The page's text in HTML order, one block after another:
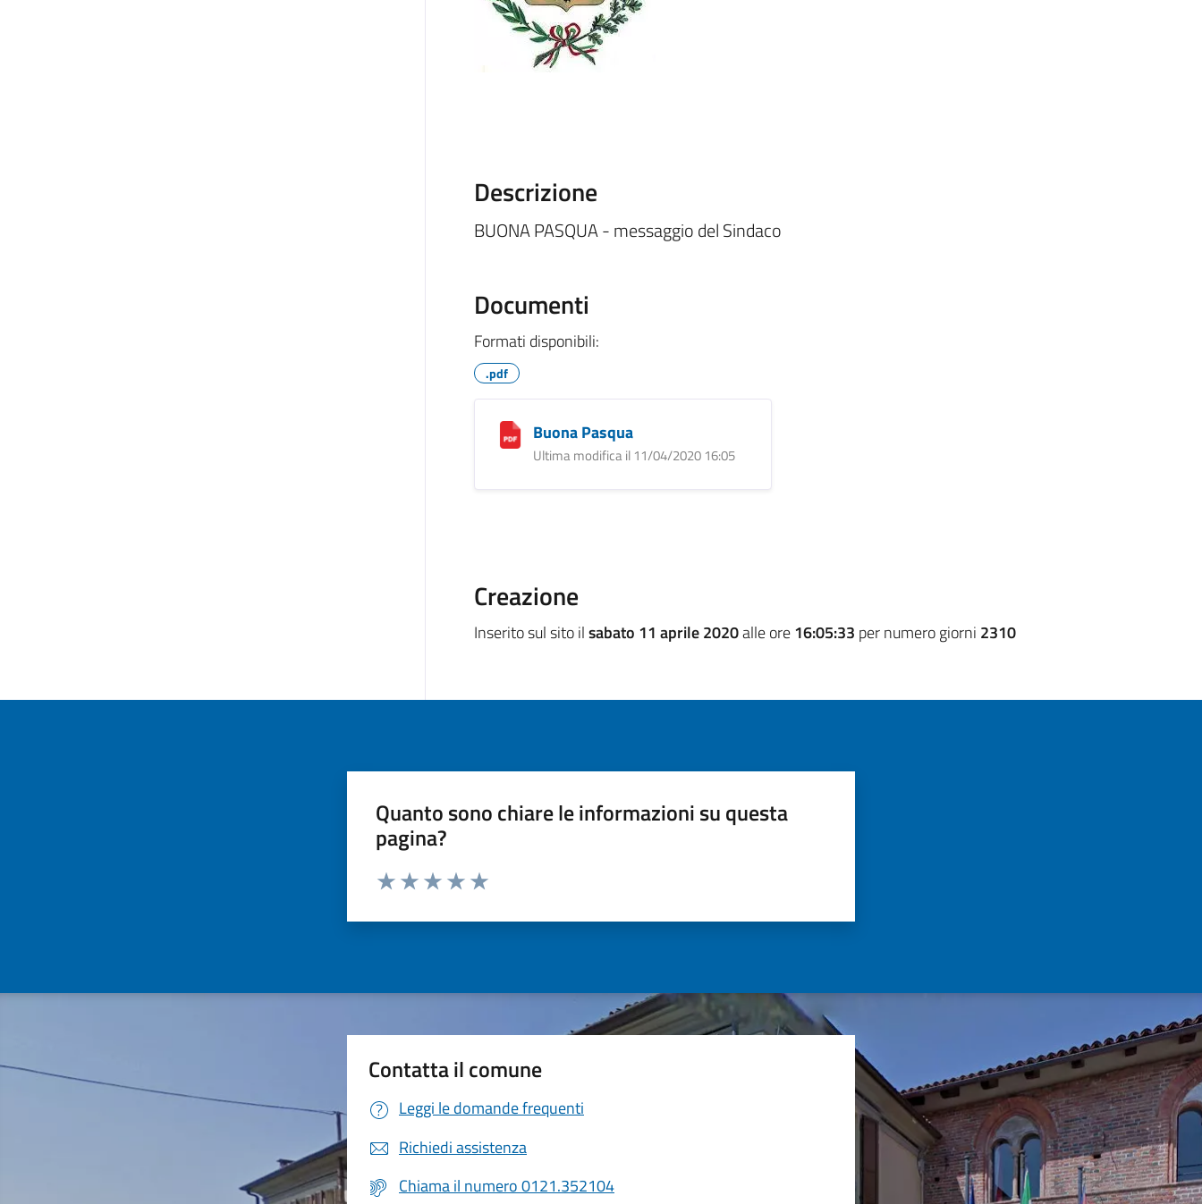
Descrizione
BUONA PASQUA - messaggio del Sindaco
Documenti
Formati disponibili:
.pdf
Buona Pasqua
Ultima modifica il 11/04/2020 16:05
Creazione
Inserito sul sito ilsabato 11 aprile 2020alle ore16:05:33 per numero giorni 2310
Quanto sono chiare le informazioni su questa
pagina?
Valuta da 1 a 5 stelle la pagina
Contatta il comune
Leggi le domande frequenti
Richiedi assistenza
Chiama il numero 0121.352104